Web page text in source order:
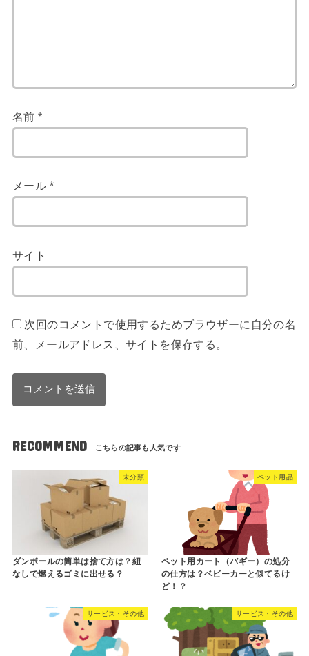
名前*
メール *
サイト
次回のコメントで使用するためブラウザーに自分の名
前、メールアドレス、サイトを保存する。
RECOMMEND
未分類
ダンボールの簡単は捨て方は？紐
なしで燃えるゴミに出せる？
ペット用品
ペット用カート（バギー）の処分
の仕方は？ベビーカーと似てるけ
ど！？
サービス・その他 サービス・その他